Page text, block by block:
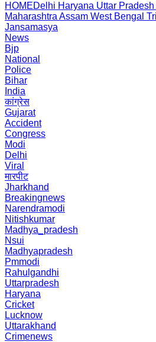
HOMEDelhi Haryana Uttar Pradesh
Maharashtra Assam West Bengal
Jansamasya
News
Bjp
National
Police
Bihar
India
कांग्रेस
Gujarat
Accident
Congress
Modi
Delhi
Viral
मारपीट
Jharkhand
Breakingnews
Narendramodi
Nitishkumar
Madhya_pradesh
Nsui
Madhyapradesh
Pmmodi
Rahulgandhi
Uttarpradesh
Haryana
Cricket
Lucknow
Uttarakhand
Crimenews